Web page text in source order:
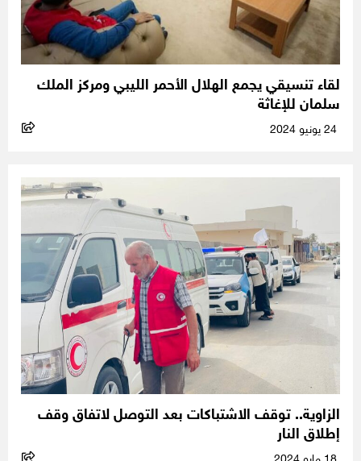
لقاء تنسيقي يجمع الهلال الأحمر الليبي ومركز الملك
سلمان للإغاثة
الزاوية.. توقف الاشتباكات بعد التوصل لاتفاق وقف
إطلاق النار